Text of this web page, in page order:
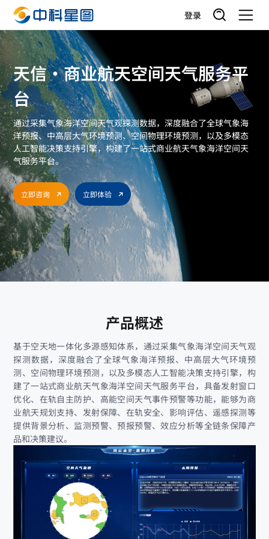
登录
天信·商业航天空间天气服务平
台
通过采集气象海洋空间天气观探测数据，深度融合了全球气象海
洋预报、中高层大气环境预测、空间物理环境预测，以及多模态
人工智能决策支持引擎，构建了一站式商业航天气象海洋空间天
气服务平台。
立即咨询 立即体验
产品概述
基于空天地一体化多源感知体系，通过采集气象海洋空间天气观
探测数据，深度融合了全球气象海洋预报、中高层大气环境预
测、空间物理环境预测，以及多模态人工智能决策支持引擎，构
建了一站式商业航天气象海洋空间天气服务平台，具备发射窗口
优化、在轨自主防护、高能空间天气事件预警等功能，能够为商
业航天规划支持、发射保障、在轨安全、影响评估、遥感探测等
提供背景分析、监测预警、预报预警、效应分析等全链条保障产
品和决策建议。